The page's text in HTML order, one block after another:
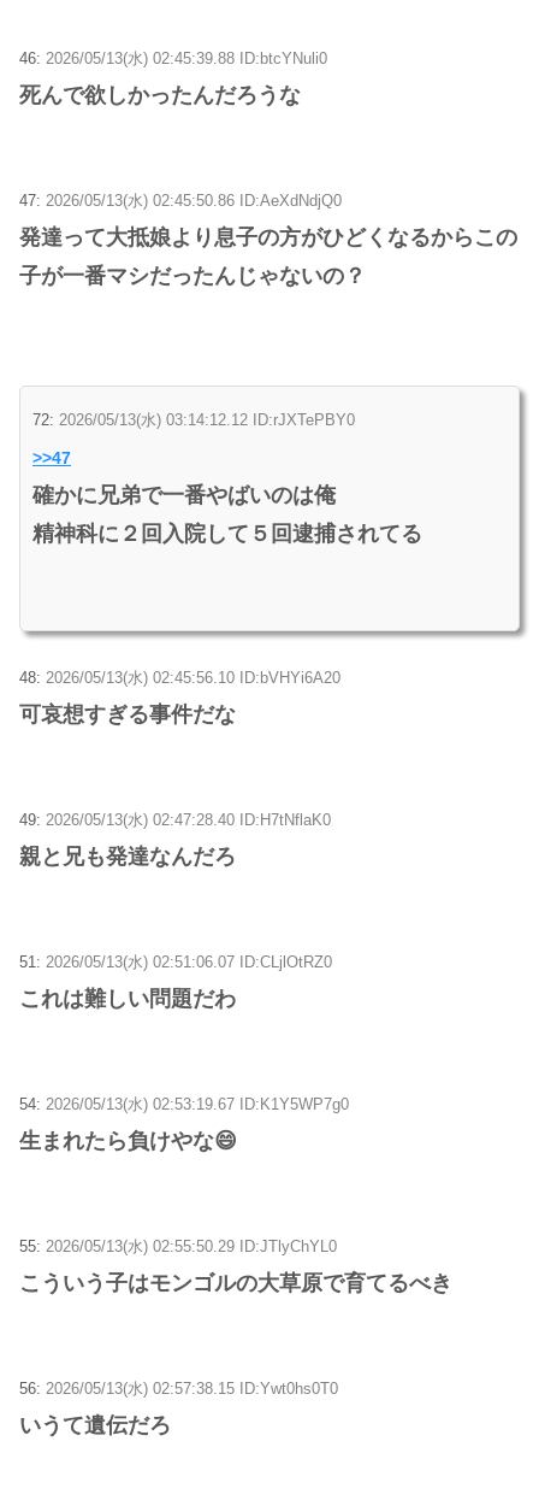
46: 2026/05/13(水) 02:45:39.88 ID:btcYNuli0
死んで欲しかったんだろうな
47: 2026/05/13(水) 02:45:50.86 ID:AeXdNdjQ0
発達って大抵娘より息子の方がひどくなるからこの
子が一番マシだったんじゃないの？
72: 2026/05/13(水) 03:14:12.12 ID:rJXTePBY0
>>47
確かに兄弟で一番やばいのは俺
精神科に２回入院して５回逮捕されてる
48: 2026/05/13(水) 02:45:56.10 ID:bVHYi6A20
可哀想すぎる事件だな
49: 2026/05/13(水) 02:47:28.40 ID:H7tNflaK0
親と兄も発達なんだろ
51: 2026/05/13(水) 02:51:06.07 ID:CLjlOtRZ0
これは難しい問題だわ
54: 2026/05/13(水) 02:53:19.67 ID:K1Y5WP7g0
生まれたら負けやな😄
55: 2026/05/13(水) 02:55:50.29 ID:JTlyChYL0
こういう子はモンゴルの大草原で育てるべき
56: 2026/05/13(水) 02:57:38.15 ID:Ywt0hs0T0
いうて遺伝だろ